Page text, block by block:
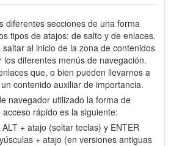
diferentes secciones de una forma
tipos de atajos: de salto y de enlaces.
al inicio de la zona de contenidos
diferentes menús de navegación.
que, o bien pueden llevarnos a
contenido auxiliar de importancia.
navegador utilizado la forma de
rápido es la siguiente:
ALT + atajo (soltar teclas) y ENTER
+ atajo (en versiones antiguas